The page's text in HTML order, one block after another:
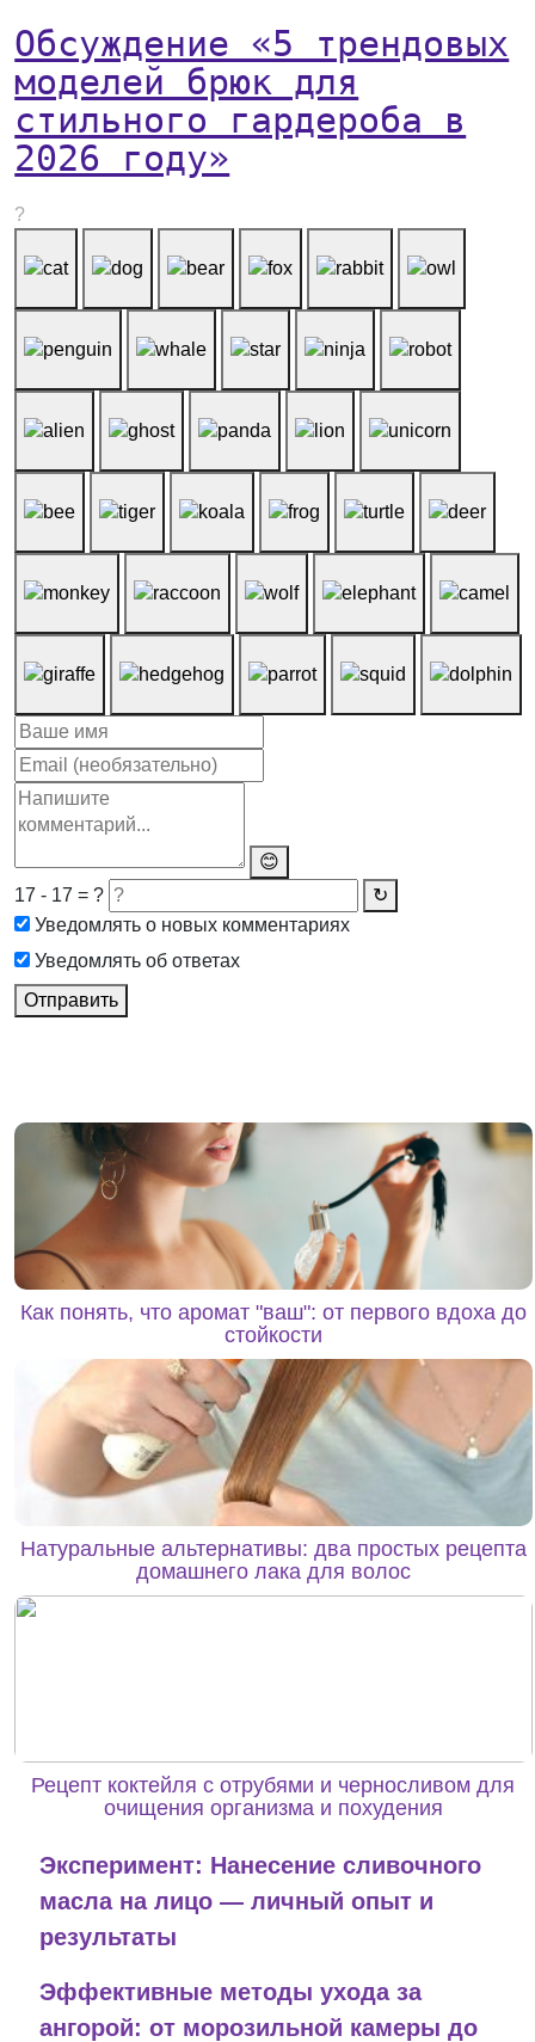
Обсуждение «5 трендовых
моделей брюк для
стильного гардероба в
2026 году»
?
😊
17 - 17 = ?
↻
Уведомлять о новых комментариях
Уведомлять об ответах
Отправить
Как понять, что аромат "ваш": от первого вдоха до
стойкости
Натуральные альтернативы: два простых рецепта
домашнего лака для волос
Рецепт коктейля с отрубями и черносливом для
очищения организма и похудения
Эксперимент: Нанесение сливочного
масла на лицо — личный опыт и
результаты
Эффективные методы ухода за
ангорой: от морозильной камеры до